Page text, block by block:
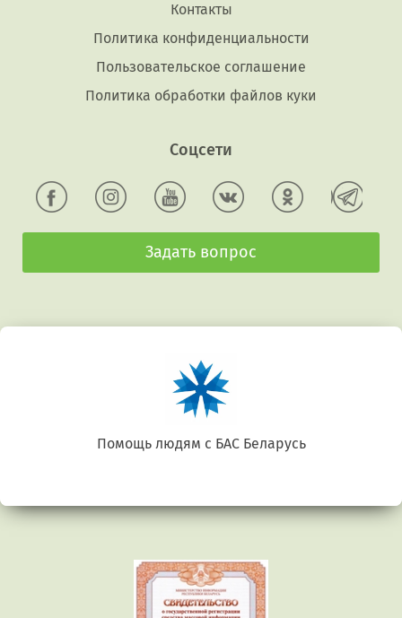
Контакты
Политика конфиденциальности
Пользовательское соглашение
Политика обработки файлов куки
Соцсети
Задать вопрос
Помощь людям с БАС Беларусь
Предыдущий